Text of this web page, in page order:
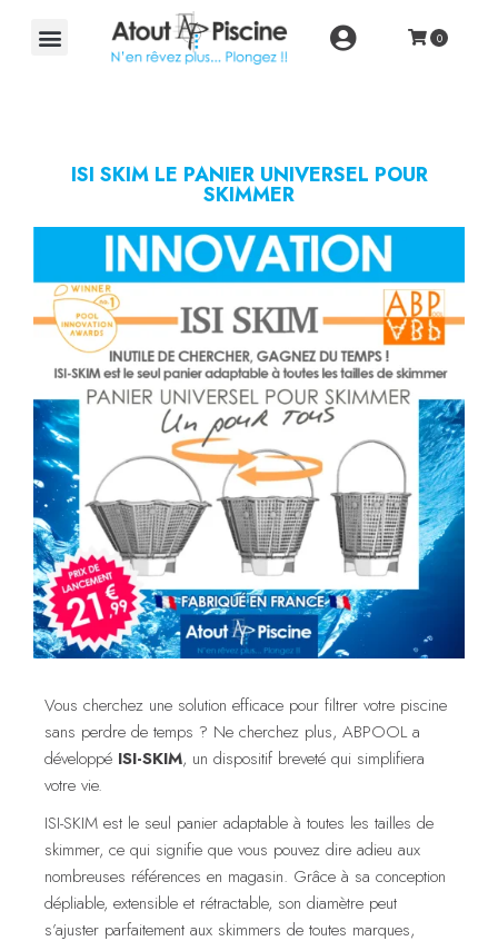
ISI SKIM LE PANIER UNIVERSEL POUR
SKIMMER
Vous cherchez une solution efficace pour filtrer votre piscine
sans perdre de temps ? Ne cherchez plus, ABPOOL a
développé ISI-SKIM, un dispositif breveté qui simplifiera
votre vie.
ISI-SKIM est le seul panier adaptable à toutes les tailles de
skimmer, ce qui signifie que vous pouvez dire adieu aux
nombreuses références en magasin. Grâce à sa conception
dépliable, extensible et rétractable, son diamètre peut
s’ajuster parfaitement aux skimmers de toutes marques,